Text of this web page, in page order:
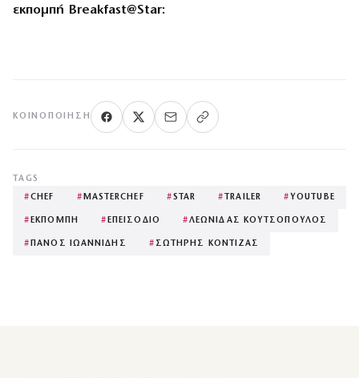
εκπομπή Breakfast@Star:
ΚΟΙΝΟΠΟΊΗΣΗ
TAGS
#CHEF # MASTERCHEF #STAR # TRAILER # YOUTUBE
# ΕΚΠΟΜΠΗ # ΕΠΕΙΣΟΔΙΟ #ΛΕΩΝΙΔΑΣ ΚΟΥΤΣΟΠΟΥΛΟΣ
# ΠΑΝΟΣ ΙΩΑΝΝΙΔΗΣ # ΣΩΤΗΡΗΣ ΚΟΝΤΙΖΑΣ